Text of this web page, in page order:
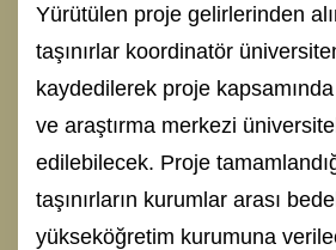
Yürütülen proje gelirlerinden
taşınırlar koordinatör
kaydedilerek proje
ve araştırma merkezi
edilebilecek. Proje
taşınırların kurumlar arası
yükseköğretim kurumuna